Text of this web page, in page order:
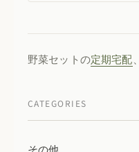
野菜セットの定期宅配
CATEGORIES
その他